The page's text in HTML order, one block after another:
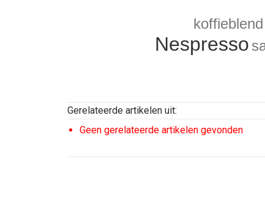
koffieblend
Nespresso
Gerelateerde artikelen uit:
Geen gerelateerde artikelen gevonden